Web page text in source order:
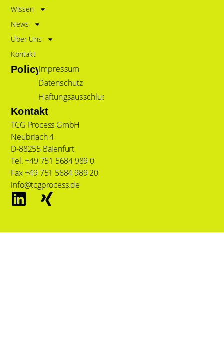
Wissen
News
Über Uns
Kontakt
PolicyImpressum
Datenschutz
Haftungsausschluss
Kontakt
TCG Process GmbH
Neubriach 4
D-88255 Baienfurt
Tel. +49 751 5684 989 0
Fax +49 751 5684 989 20
info@tcgprocess.de